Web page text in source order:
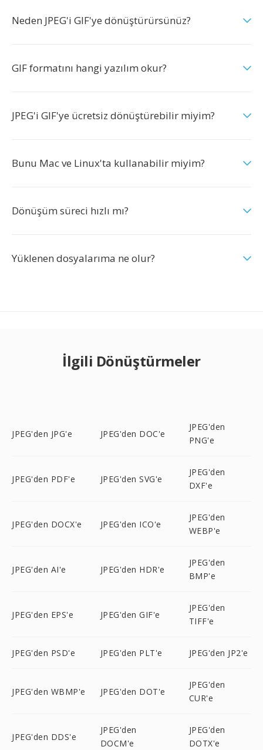
Neden JPEG'i GIF'ye dönüştürürsünüz?
GIF formatını hangi yazılım okur?
JPEG'i GIF'ye ücretsiz dönüştürebilir miyim?
Bunu Mac ve Linux'ta kullanabilir miyim?
Dönüşüm süreci hızlı mı?
Yüklenen dosyalarıma ne olur?
İlgili Dönüştürmeler
JPEG'den JPG'e JPEG'den DOC'e
JPEG'den
PNG'e
JPEG'den PDF'e JPEG'den SVG'e
JPEG'den
DXF'e
JPEG'den DOCX'e JPEG'den ICO'e
JPEG'den
WEBP'e
JPEG'den AI'e JPEG'den HDR'e
JPEG'den
BMP'e
JPEG'den EPS'e JPEG'den GIF'e
JPEG'den
TIFF'e
JPEG'den PSD'e JPEG'den PLT'e JPEG'den JP2'e
JPEG'den WBMP'e JPEG'den DOT'e
JPEG'den
CUR'e
JPEG'den DDS'e
JPEG'den
DOCM'e
JPEG'den
DOTX'e